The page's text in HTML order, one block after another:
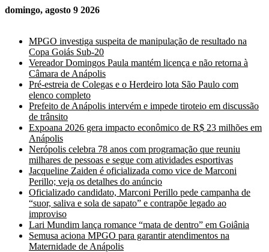
domingo, agosto 9 2026
MPGO investiga suspeita de manipulação de resultado na
Copa Goiás Sub-20
Vereador Domingos Paula mantém licença e não retorna à
Câmara de Anápolis
Pré-estreia de Colegas e o Herdeiro lota São Paulo com
elenco completo
Prefeito de Anápolis intervém e impede tiroteio em discussão
de trânsito
Expoana 2026 gera impacto econômico de R$ 23 milhões em
Anápolis
Nerópolis celebra 78 anos com programação que reuniu
milhares de pessoas e segue com atividades esportivas
Jacqueline Zaiden é oficializada como vice de Marconi
Perillo; veja os detalhes do anúncio
Oficializado candidato, Marconi Perillo pede campanha de
“suor, saliva e sola de sapato” e contrapõe legado ao
improviso
Lari Mundim lança romance “mata de dentro” em Goiânia
Semusa aciona MPGO para garantir atendimentos na
Maternidade de Anápolis